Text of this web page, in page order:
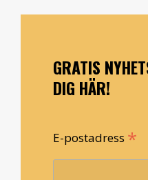
GRATIS
DIG HÄR!
E-postadress *